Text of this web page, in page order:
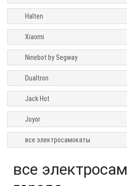
Максимальная
нагрузка
Тип
Возраст
Механизм
сложения
Число
колес
Привод
колёс
Halten
Xiaomi
Ninebot by Segway
Dualtron
Jack Hot
Joyor
все электросамокаты
все